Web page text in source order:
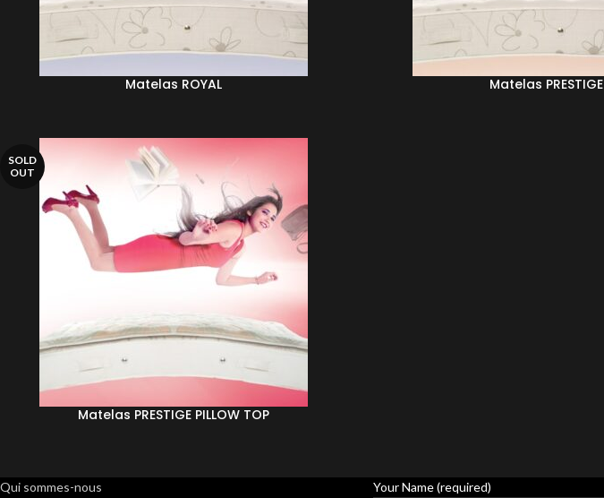
Matelas ROYAL Matelas PRESTIGE
SOLD
OUT
Matelas PRESTIGE PILLOW TOP
Qui sommes-nous Your Name (required)